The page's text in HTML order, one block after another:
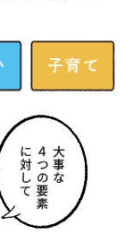
ュー